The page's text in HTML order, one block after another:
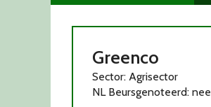
Greenco
Sector: Agrisector
NL Beursgenoteerd: nee